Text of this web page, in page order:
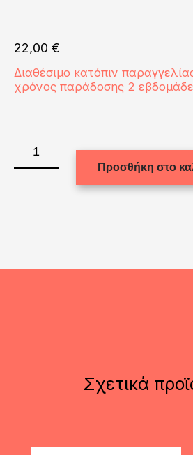
22,00 €
Διαθέσιμο κατόπιν
χρόνος παράδοσης 2
PHOTO
PANELS
Προσθήκη στο
Σχετικά